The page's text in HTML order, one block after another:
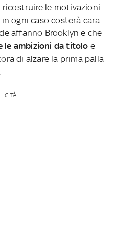
ricostruire le motivazioni
ogni caso costerà cara
affanno Brooklyn e che
le ambizioni da titolo e
di alzare la prima palla